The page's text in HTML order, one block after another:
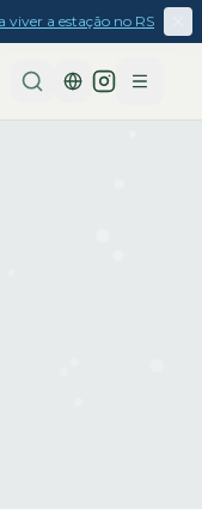
viver a estação no RS
Menu